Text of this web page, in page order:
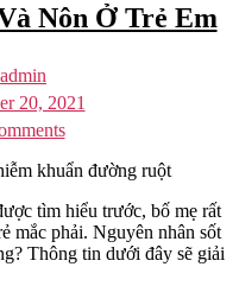
Nôn Ở Trẻ Em
admin
20, 2021
on
Tìm
Hiểu
Sốt
Cao
Và
tìm hiểu trước, bố mẹ rất
mắc phải. Nguyên nhân sốt
Thông tin dưới đây sẽ giải